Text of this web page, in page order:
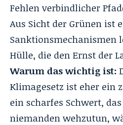
Fehlen verbindlicher
Aus Sicht der Grünen ist
Sanktionsmechanismen
Hülle, die den Ernst der
Warum das wichtig ist:
Klimagesetz ist eher ein
ein scharfes Schwert,
niemanden wehzutun,